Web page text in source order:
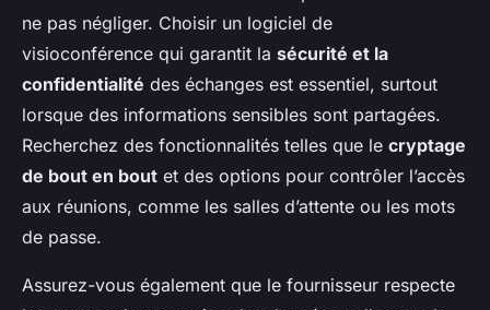
ne pas négliger. Choisir un logiciel de
visioconférence qui garantit la sécurité et la
confidentialité des échanges est essentiel, surtout
lorsque des informations sensibles sont partagées.
Recherchez des fonctionnalités telles que le cryptage
de bout en bout et des options pour contrôler l’accès
aux réunions, comme les salles d’attente ou les mots
de passe.
Assurez-vous également que le fournisseur respecte